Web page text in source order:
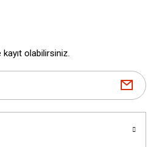
olmalı.
olabilirsiniz.